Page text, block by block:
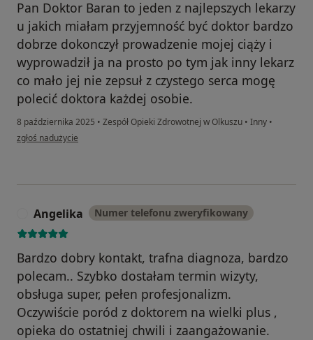
Pan Doktor Baran to jeden z najlepszych lekarzy
u jakich miałam przyjemność być doktor bardzo
dobrze dokonczył prowadzenie mojej ciąży i
wyprowadził ja na prosto po tym jak inny lekarz
co mało jej nie zepsuł z czystego serca mogę
polecić doktora każdej osobie.
8 października 2025 • Zespół Opieki Zdrowotnej w Olkuszu • Inny •
w opinii użytkownika Pacjent
zgłoś nadużycie
Angelika Numer telefonu zweryfikowany
Bardzo dobry kontakt, trafna diagnoza, bardzo
polecam.. Szybko dostałam termin wizyty,
obsługa super, pełen profesjonalizm.
Oczywiście poród z doktorem na wielki plus ,
opieka do ostatniej chwili i zaangażowanie.